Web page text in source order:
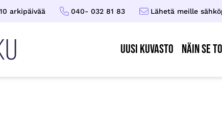
arkipäivää 040- 032 81 83 Lähetä meille
UUSI KUVASTO Näin se